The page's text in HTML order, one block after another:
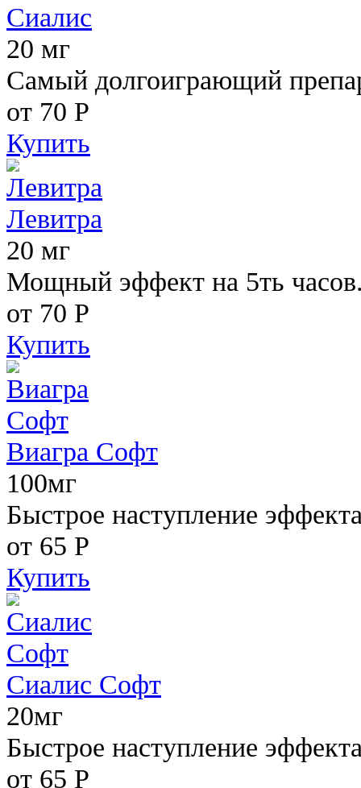
Сиалис
20 мг
Самый долгоиграющий
от 70 Р
Купить
Левитра
20 мг
Мощный эффект на 5ть
от 70 Р
Купить
Виагра Софт
100мг
Быстрое наступление
от 65 Р
Купить
Сиалис Софт
20мг
Быстрое наступление
от 65 Р